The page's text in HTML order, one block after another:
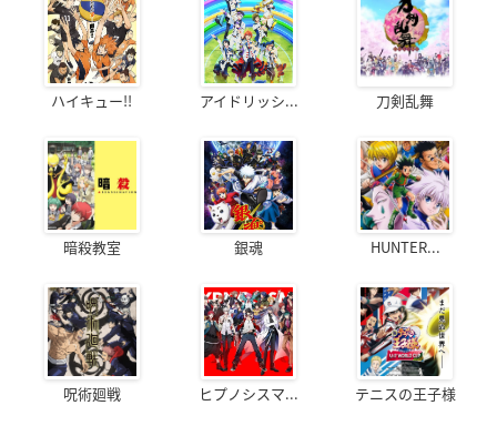
ハイキュー!! アイドリッシ... 刀剣乱舞
暗殺教室 銀魂 HUNTER...
呪術廻戦 ヒプノシスマ... テニスの王子様